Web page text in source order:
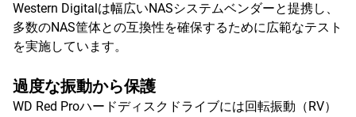
Western Digitalは幅広いNASシステムベンダーと提携し、
多数のNAS筐体との互換性を確保するために広範なテスト
を実施しています。
過度な振動から保護
WD Red Proハードディスクドライブには回転振動（RV）